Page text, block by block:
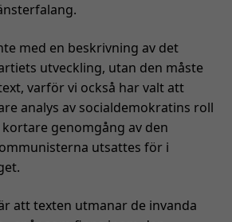
med en beskrivning av det
utveckling, utan den måste
varför vi också har valt att
analys av socialdemokratins roll
kortare genomgång av den
utsattes för i
att texten utmanar de invanda